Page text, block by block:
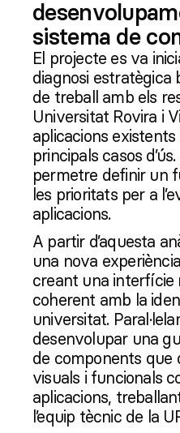
sistema de
El projecte es va
diagnosi estratègica
de treball amb els
Universitat Rovira i
aplicacions
principals casos
permetre definir un
les prioritats per a
aplicacions.
A partir d’aquesta
una nova
creant una interfície
coherent amb la
universitat.
desenvolupar una
de components que
visuals i funcionals
aplicacions,
l’equip tècnic de la